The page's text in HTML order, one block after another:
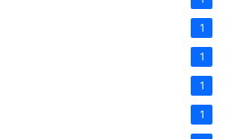
1
1
1
1